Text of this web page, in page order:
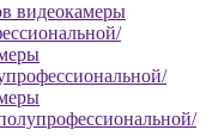
видеокамеры